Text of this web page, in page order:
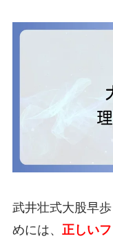
武井壮式大股早
めには、 正しい